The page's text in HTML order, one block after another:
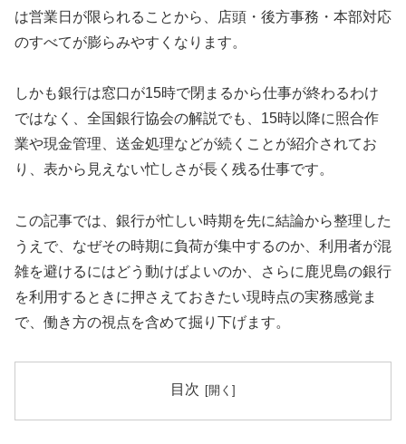
は営業日が限られることから、店頭・後方事務・本部対応
のすべてが膨らみやすくなります。
しかも銀行は窓口が15時で閉まるから仕事が終わるわけ
ではなく、全国銀行協会の解説でも、15時以降に照合作
業や現金管理、送金処理などが続くことが紹介されてお
り、表から見えない忙しさが長く残る仕事です。
この記事では、銀行が忙しい時期を先に結論から整理した
うえで、なぜその時期に負荷が集中するのか、利用者が混
雑を避けるにはどう動けばよいのか、さらに鹿児島の銀行
を利用するときに押さえておきたい現時点の実務感覚ま
で、働き方の視点を含めて掘り下げます。
目次